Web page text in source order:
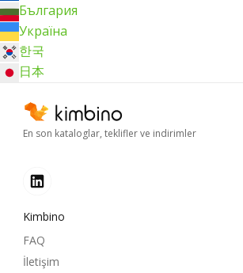
България
Україна
한국
日本
En son kataloglar, teklifler ve indirimler
Kimbino
FAQ
İletişim